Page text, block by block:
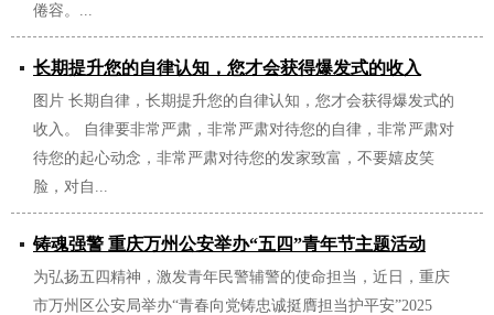
倦容。...
长期提升您的自律认知，您才会获得爆发式的收入
2025/06/23
图片 长期自律，长期提升您的自律认知，您才会获得爆发式的
收入。 自律要非常严肃，非常严肃对待您的自律，非常严肃对
待您的起心动念，非常严肃对待您的发家致富，不要嬉皮笑
脸，对自...
铸魂强警 重庆万州公安举办“五四”青年节主题活动
2025/05/20
为弘扬五四精神，激发青年民警辅警的使命担当，近日，重庆
市万州区公安局举办“青春向党铸忠诚挺膺担当护平安”2025